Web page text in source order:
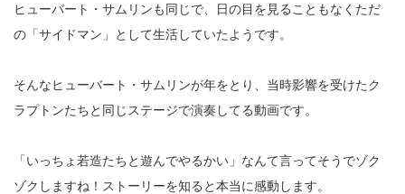
ヒューバート・サムリンも同じで、日の目を見ることもなくただ
の「サイドマン」として生活していたようです。
そんなヒューバート・サムリンが年をとり、当時影響を受けたク
ラプトンたちと同じステージで演奏してる動画です。
「いっちょ若造たちと遊んでやるかい」なんて言ってそうでゾク
ゾクしますね！ストーリーを知ると本当に感動します。